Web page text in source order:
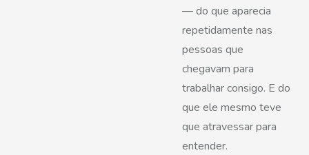
— do que aparecia
repetidamente nas
pessoas que
chegavam para
trabalhar consigo. E do
que ele mesmo teve
que atravessar para
entender.